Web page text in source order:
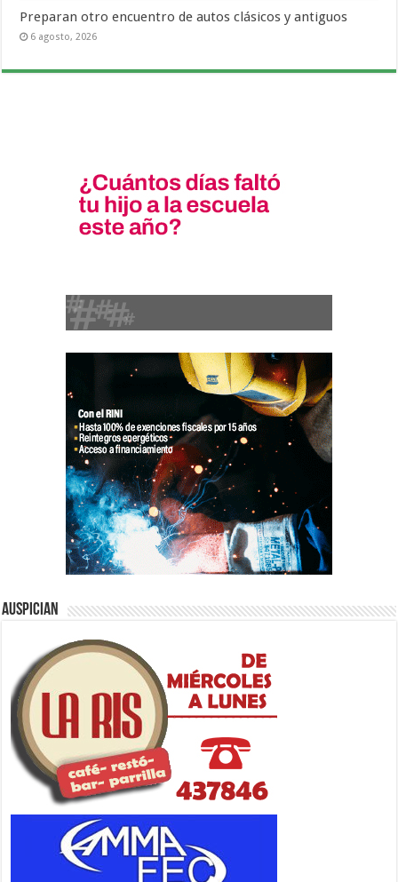
Preparan otro encuentro de autos clásicos y antiguos
6 agosto, 2026
Auspician